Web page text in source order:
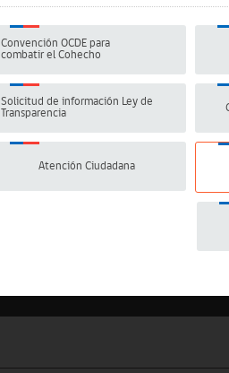
Convención OCDE para
combatir el Cohecho
Solicitud de información Ley de
Transparencia
Atención Ciudadana